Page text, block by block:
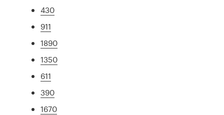
430
911
1890
1350
611
390
1670